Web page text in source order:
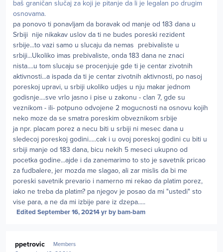
baš graničan slučaj za koji je pitanje da li je legalan po drugim
osnovama.
pa ponovo ti ponavljam da boravak od manje od 183 dana u
Srbiji nije nikakav uslov da ti ne budes poreski rezident
srbije...to vazi samo u slucaju da nemas prebivaliste u
srbiji...Ukoliko imas prebivaliste, onda 183 dana ne znaci
nista....u tom slucaju se procenjuje gde ti je centar zivotnih
aktivnosti...a ispada da ti je centar zivotnih aktivnosti, po nasoj
poreskoj upravi, u srbiji ukoliko udjes u nju makar jednom
godisnje....sve vrlo jasno i pise u zakonu - clan 7, gde su
veznikom - ili- potpuno odvojene 2 mogucnosti na osnovu kojih
neko moze da se smatra poreskim obveznikom srbije
ja npr. placam porez a necu biti u srbiji ni mesec dana u
sledecoj poreskoj godini.....cak i u ovoj poreskoj godini cu biti u
srbiji manje od 183 dana, bicu nekih 5 meseci ukupno od
pocetka godine...ajde i da zanemarimo to sto je savetnik pricao
za fudbalere, jer mozda me slagao, ali zar mislis da bi me
poreski savetnik prevario i namerno mi rekao da platim porez,
iako ne treba da platim? pa njegov je posao da mi "ustedi" sto
vise para, a ne da mi izbije pare iz dzepa.....
Edited September 16, 20214 yrby bam-bam
ppetrovic Members